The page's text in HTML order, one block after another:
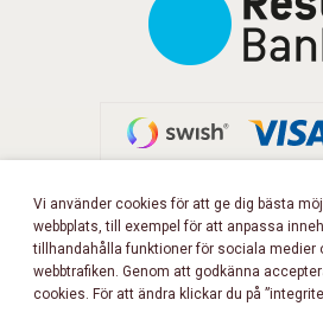
FÖLJ OSS PÅ
Vi använder cookies för att ge dig bästa
webbplats, till exempel för att anpassa
tillhandahålla funktioner för sociala medier
webbtrafiken. Genom att godkänna
cookies. För att ändra klickar du på